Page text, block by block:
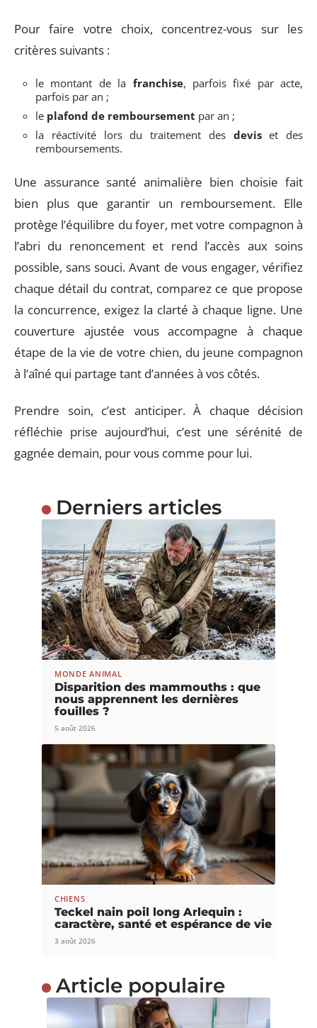
Pour faire votre choix, concentrez-vous sur les
critères suivants :
le montant de la franchise, parfois fixé par acte,
parfois par an ;
le plafond de remboursement par an ;
la réactivité lors du traitement des deviset des
remboursements.
Une assurance santé animalière bien choisie fait
bien plus que garantir un remboursement. Elle
protège l’équilibre du foyer, met votre compagnon à
l’abri du renoncement et rend l’accès aux soins
possible, sans souci. Avant de vous engager, vérifiez
chaque détail du contrat, comparez ce que propose
la concurrence, exigez la clarté à chaque ligne. Une
couverture ajustée vous accompagne à chaque
étape de la vie de votre chien, du jeune compagnon
à l’aîné qui partage tant d’années à vos côtés.
Prendre soin, c’est anticiper. À chaque décision
réfléchie prise aujourd’hui, c’est une sérénité de
gagnée demain, pour vous comme pour lui.
Derniers articles
MONDE ANIMAL
Disparition des mammouths : que
nous apprennent les dernières
fouilles ?
5 août 2026
CHIENS
Teckel nain poil long Arlequin :
caractère, santé et espérance de vie
3 août 2026
Article populaire